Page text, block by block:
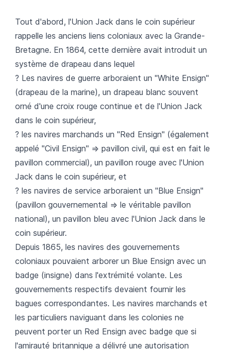
Tout d'abord, l'Union Jack dans le coin supérieur
rappelle les anciens liens coloniaux avec la Grande-
Bretagne. En 1864, cette dernière avait introduit un
système de drapeau dans lequel
? Les navires de guerre arboraient un "White Ensign"
(drapeau de la marine), un drapeau blanc souvent
orné d'une croix rouge continue et de l'Union Jack
dans le coin supérieur,
? les navires marchands un "Red Ensign" (également
appelé "Civil Ensign" => pavillon civil, qui est en fait le
pavillon commercial), un pavillon rouge avec l'Union
Jack dans le coin supérieur, et
? les navires de service arboraient un "Blue Ensign"
(pavillon gouvernemental => le véritable pavillon
national), un pavillon bleu avec l'Union Jack dans le
coin supérieur.
Depuis 1865, les navires des gouvernements
coloniaux pouvaient arborer un Blue Ensign avec un
badge (insigne) dans l'extrémité volante. Les
gouvernements respectifs devaient fournir les
bagues correspondantes. Les navires marchands et
les particuliers naviguant dans les colonies ne
peuvent porter un Red Ensign avec badge que si
l'amirauté britannique a délivré une autorisation